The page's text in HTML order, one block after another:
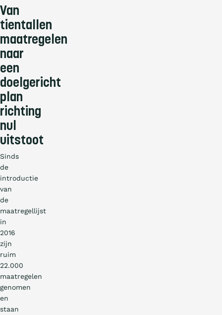
Van
tientallen
maatregelen
naar
een
doelgericht
plan
richting
nul
uitstoot
Sinds
de
introductie
van
de
maatregellijst
in
2016
zijn
ruim
22.000
maatregelen
genomen
en
staan